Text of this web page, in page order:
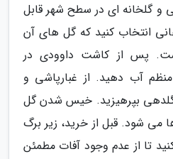
و گلخانه ای در سطح شهر قابل
انتخاب کنید که گل های آن
پس از کاشت داوودی در
آب دهید. از غبارپاشی و
بپرهیزید. خیس شدن گل
شود. قبل از خرید، زیر برگ
تا از عدم وجود آفات مطمئن